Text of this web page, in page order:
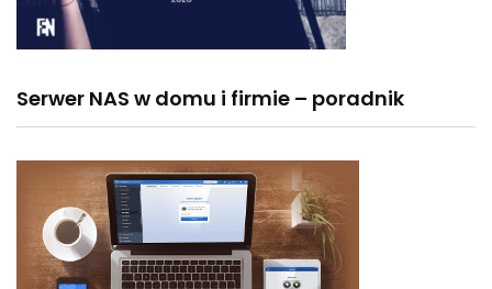
Serwer NAS w domu i firmie – poradnik